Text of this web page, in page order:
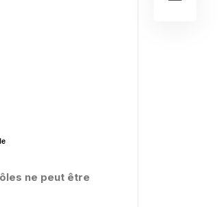
ne peut être